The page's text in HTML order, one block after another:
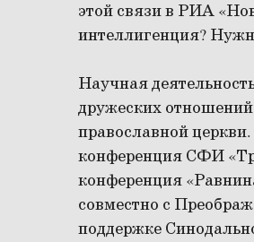
этой связи в РИА
интеллигенция?
Научная
дружеских
православной
конференция СФИ
конференция
совместно с
поддержке